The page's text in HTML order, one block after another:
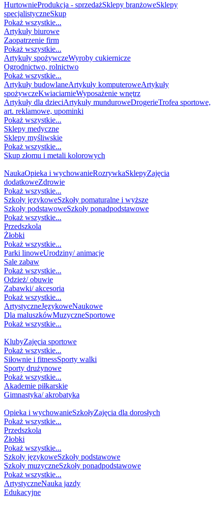
HurtownieProdukcja - sprzedażSklepy branżoweSklepy
specjalistyczneSkup
Pokaż wszystkie...
Artykuły biurowe
Zaopatrzenie firm
Pokaż wszystkie...
Artykuły spożywczeWyroby cukiernicze
Ogrodnictwo, rolnictwo
Pokaż wszystkie...
Artykuły budowlaneArtykuły komputeroweArtykuły
spożywczeKwiaciarnieWyposażenie wnętrz
Artykuły dla dzieciArtykuły munduroweDrogerieTrofea sportowe,
art. reklamowe, upominki
Pokaż wszystkie...
Sklepy medyczne
Sklepy myśliwskie
Pokaż wszystkie...
Skup złomu i metali kolorowych
NaukaOpieka i wychowanieRozrywkaSklepyZajęcia
dodatkoweZdrowie
Pokaż wszystkie...
Szkoły językoweSzkoły pomaturalne i wyższe
Szkoły podstawoweSzkoły ponadpodstawowe
Pokaż wszystkie...
Przedszkola
Żłobki
Pokaż wszystkie...
Parki linoweUrodziny/ animacje
Sale zabaw
Pokaż wszystkie...
Odzież/ obuwie
Zabawki/ akcesoria
Pokaż wszystkie...
ArtystyczneJęzykoweNaukowe
Dla maluszkówMuzyczneSportowe
Pokaż wszystkie...
KlubyZajęcia sportowe
Pokaż wszystkie...
Siłownie i fitnessSporty walki
Sporty drużynowe
Pokaż wszystkie...
Akademie piłkarskie
Gimnastyka/ akrobatyka
Opieka i wychowanieSzkołyZajęcia dla dorosłych
Pokaż wszystkie...
Przedszkola
Żłobki
Pokaż wszystkie...
Szkoły językoweSzkoły podstawowe
Szkoły muzyczneSzkoły ponadpodstawowe
Pokaż wszystkie...
ArtystyczneNauka jazdy
Edukacyjne